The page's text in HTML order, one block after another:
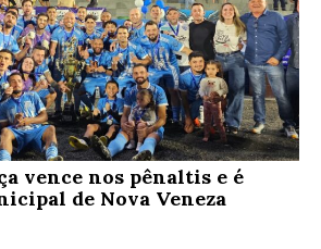
vence nos pênaltis e é
de Nova Veneza